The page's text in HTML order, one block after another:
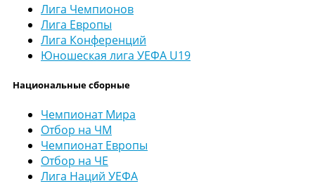
Лига Чемпионов
Лига Европы
Лига Конференций
Юношеская лига УЕФА U19
Национальные сборные
Чемпионат Мира
Отбор на ЧМ
Чемпионат Европы
Отбор на ЧЕ
Лига Наций УЕФА